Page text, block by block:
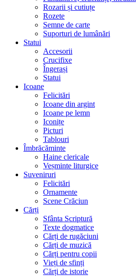
Rozarii și cutiuțe
Rozete
Semne de carte
Suporturi de lumânări
Statui
Accesorii
Crucifixe
Îngerași
Statui
Icoane
Felicitări
Icoane din argint
Icoane pe lemn
Iconițe
Picturi
Tablouri
Îmbrăcăminte
Haine clericale
Veșminte liturgice
Suveniruri
Felicitări
Ornamente
Scene Crăciun
Cărți
Sfânta Scriptură
Texte dogmatice
Cărți de rugăciuni
Cărți de muzică
Cărți pentru copii
Vieți de sfinți
Cărți de istorie